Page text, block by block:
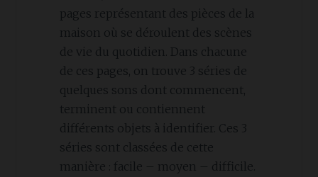
pages représentant des pièces de la
maison où se déroulent des scènes
de vie du quotidien. Dans chacune
de ces pages, on trouve 3 séries de
quelques sons dont commencent,
terminent ou contiennent
différents objets à identifier. Ces 3
séries sont classées de cette
manière : facile – moyen – difficile.